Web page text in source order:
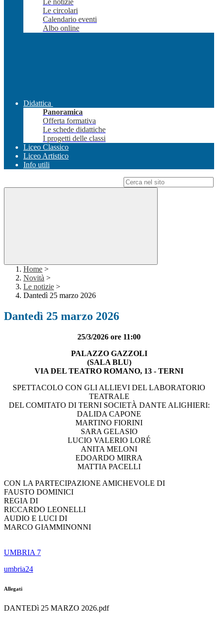
Le notizie
Le circolari
Calendario eventi
Albo online
Didattica
Panoramica
Offerta formativa
Le schede didattiche
I progetti delle classi
Liceo Classico
Liceo Artistico
Info utili
Home >
Novità >
Le notizie >
Dantedì 25 marzo 2026
Dantedì 25 marzo 2026
25/3/2026 ore 11:00
PALAZZO GAZZOLI
(SALA BLU)
VIA DEL TEATRO ROMANO, 13 - TERNI
SPETTACOLO CON GLI ALLIEVI DEL LABORATORIO
TEATRALE
DEL COMITATO DI TERNI SOCIETÀ DANTE ALIGHIERI:
DALIDA CAPONE
MARTINO FIORINI
SARA GELASIO
LUCIO VALERIO LORÉ
ANITA MELONI
EDOARDO MIRRA
MATTIA PACELLI
CON LA PARTECIPAZIONE AMICHEVOLE DI
FAUSTO DOMINICI
REGIA DI
RICCARDO LEONELLI
AUDIO E LUCI DI
MARCO GIAMMINONNI
UMBRIA 7
umbria24
Allegati
DANTEDì 25 MARZO 2026.pdf